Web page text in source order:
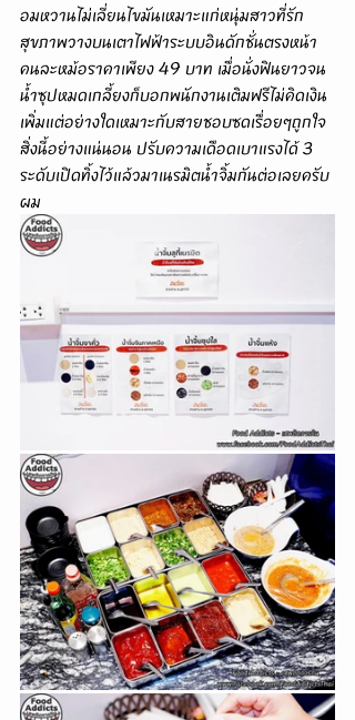
อมหวานไม่เลี่ยนไขมันเหมาะแก่หนุ่มสาวที่รัก
สุขภาพวางบนเตาไฟฟ้าระบบอินดักชั่นตรงหน้า
คนละหม้อราคาเพียง 49 บาท เมื่อนั่งฟินยาวจน
น้ำซุปหมดเกลี้ยงก็บอกพนักงานเติมฟรีไม่คิดเงิน
เพิ่มแต่อย่างใดเหมาะกับสายชอบซดเรื่อยๆถูกใจ
สิ่งนี้อย่างแน่นอน ปรับความเดือดเบาแรงได้ 3
ระดับเปิดทิ้งไว้แล้วมาเนรมิตน้ำจิ้มกันต่อเลยครับ
ผม